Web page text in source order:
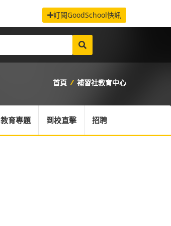
訂閱GoodSchool快訊
首頁 / 補習社教育中心
教育專題 到校直擊 招聘